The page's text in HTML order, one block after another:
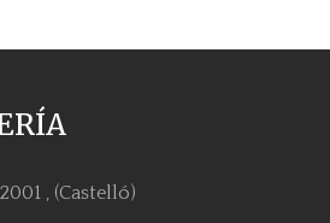
, (Castelló)